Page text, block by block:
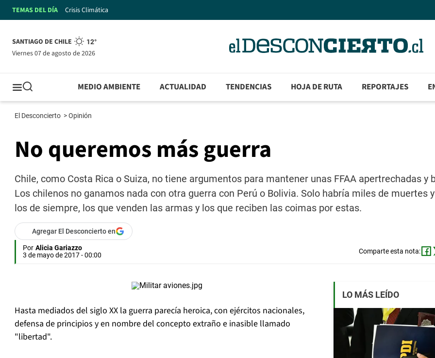
TEMAS DEL DÍA Crisis Climática
SANTIAGO DE CHILE 12°
viernes 07 de agosto de 2026
MEDIO AMBIENTE ACTUALIDAD TENDENCIAS HOJA DE RUTA REPORTAJES
El Desconcierto >Opinión
No queremos más guerra
Chile, como Costa Rica o Suiza, no tiene argumentos para mantener unas FFAA apertrechadas y
Los chilenos no ganamos nada con otra guerra con Perú o Bolivia. Solo habría miles de muertes
los de siempre, los que venden las armas y los que reciben las coimas por estas.
Agregar El Desconcierto en
Por Alicia Gariazzo
3 de mayo de 2017 - 00:00
Comparte esta nota:
Hasta mediados del siglo XX la guerra parecía heroica, con ejércitos nacionales,
defensa de principios y en nombre del concepto extraño e inasible llamado
"libertad".
LO MÁS LEÍDO